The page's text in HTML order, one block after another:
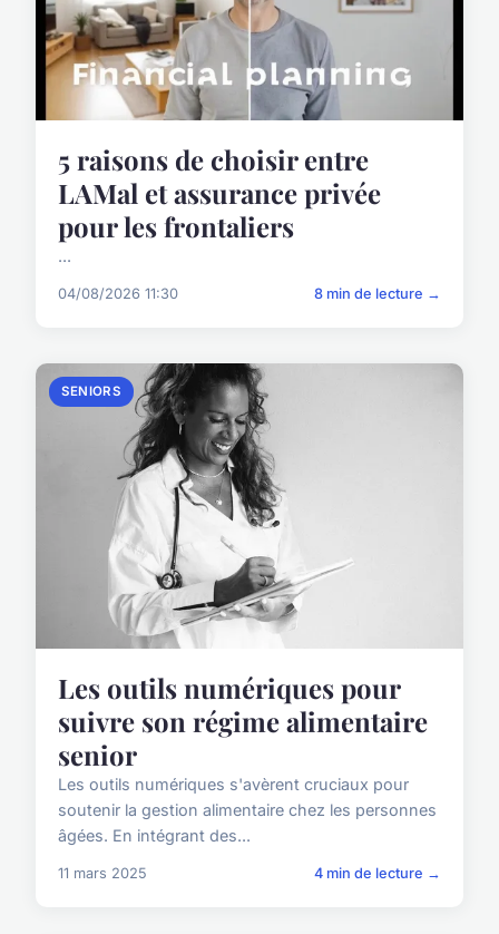
5 raisons de choisir entre
LAMal et assurance privée
pour les frontaliers
...
04/08/2026 11:30 8 min de lecture →
SENIORS
Les outils numériques pour
suivre son régime alimentaire
senior
Les outils numériques s'avèrent cruciaux pour
soutenir la gestion alimentaire chez les personnes
âgées. En intégrant des...
11 mars 2025 4 min de lecture →